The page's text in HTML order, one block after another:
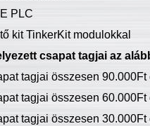
PLC
kit TinkerKit modulokkal
csapat tagjai az
tagjai összesen
tagjai összesen
tagjai összesen